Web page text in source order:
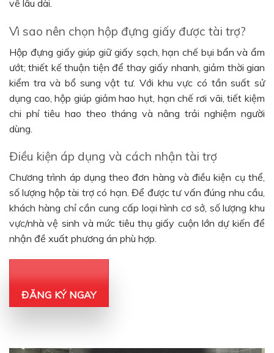
về lâu dài.
Vì sao nên chọn hộp đựng giấy được tài trợ?
Hộp đựng giấy giúp giữ giấy sạch, hạn chế bụi bẩn và ẩm
ướt; thiết kế thuận tiện để thay giấy nhanh, giảm thời gian
kiểm tra và bổ sung vật tư. Với khu vực có tần suất sử
dụng cao, hộp giúp giảm hao hụt, hạn chế rơi vãi, tiết kiệm
chi phí tiêu hao theo tháng và nâng trải nghiệm người
dùng.
Điều kiện áp dụng và cách nhận tài trợ
Chương trình áp dụng theo đơn hàng và điều kiện cụ thể,
số lượng hộp tài trợ có hạn. Để được tư vấn đúng nhu cầu,
khách hàng chỉ cần cung cấp loại hình cơ sở, số lượng khu
vực/nhà vệ sinh và mức tiêu thụ giấy cuộn lớn dự kiến để
nhận đề xuất phương án phù hợp.
ĐĂNG KÝ NGAY